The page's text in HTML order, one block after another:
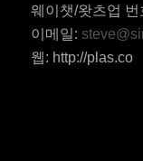
웨이챗/왓츠업
이메일:
웹: http://plas.co
HU
RO